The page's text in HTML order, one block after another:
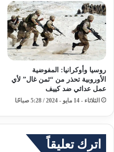
روسيا وأوكرانيا: المفوضية
الأوروبية تحذر من “ثمن غال” لأي
عمل عدائي ضد كييف
الثلاثاء - 14 مايو - 2024 / 5:28 صباحًا
اترك تعليقاً